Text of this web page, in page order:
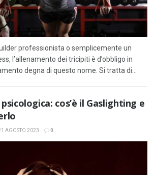
professionista o semplicemente un
l’allenamento dei tricipiti è d’obbligo in
degna di questo nome. Si tratta di...
cos’è il Gaslighting e
AGOSTO 2023 0